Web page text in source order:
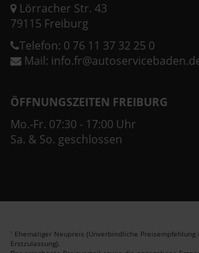
Lörracher Str. 43
79115 Freiburg
Telefon: 0 76 11 37 32 25 0
Mail:
ÖFFNUNGSZEITEN FREIBURG
Mo.-Fr. 07:30 - 17:00 Uhr
Sa. & So. geschlossen
1 Ehemaliger Neupreis (Unverbindliche
Erstzulassung).